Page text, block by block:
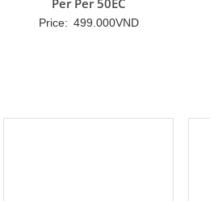
Per Per 50EC
Price: 499.000VND